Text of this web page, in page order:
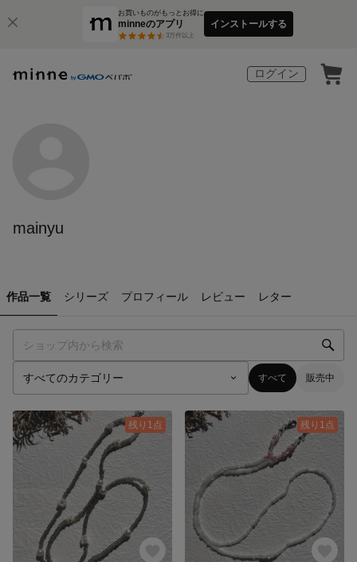
お買いものがもっとお得に
minneのアプリ
3万件以上
インストールする
ログイン
mainyu
作品一覧 シリーズ プロフィール レビュー レター
すべて 販売中
残り1点 残り1点